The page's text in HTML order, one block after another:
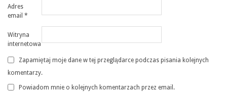
Adres
email *
Witryna
internetowa
Zapamiętaj moje dane w tej przeglądarce podczas pisania kolejnych
komentarzy.
Powiadom mnie o kolejnych komentarzach przez email.